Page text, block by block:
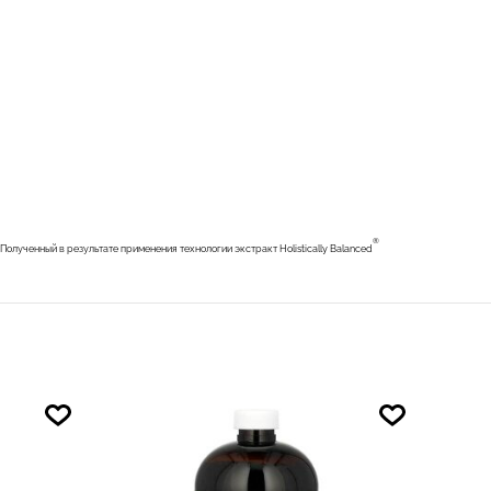
в результате применения технологии экстракт Holistically Balanced